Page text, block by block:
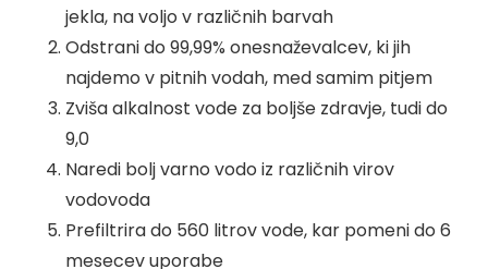
jekla, na voljo v različnih barvah
Odstrani do 99,99% onesnaževalcev, ki jih
najdemo v pitnih vodah, med samim pitjem
Zviša alkalnost vode za boljše zdravje, tudi do
9,0
Naredi bolj varno vodo iz različnih virov
vodovoda
Prefiltrira do 560 litrov vode, kar pomeni do 6
mesecev uporabe